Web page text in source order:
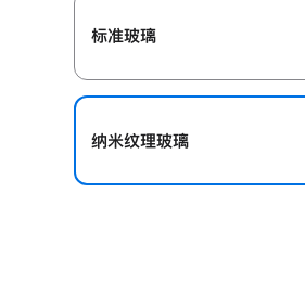
标准玻璃
纳米纹理玻璃